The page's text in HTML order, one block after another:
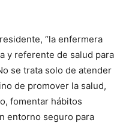
“la enfermera
y referente de salud para
se trata solo de atender
de promover la salud,
fomentar hábitos
entorno seguro para